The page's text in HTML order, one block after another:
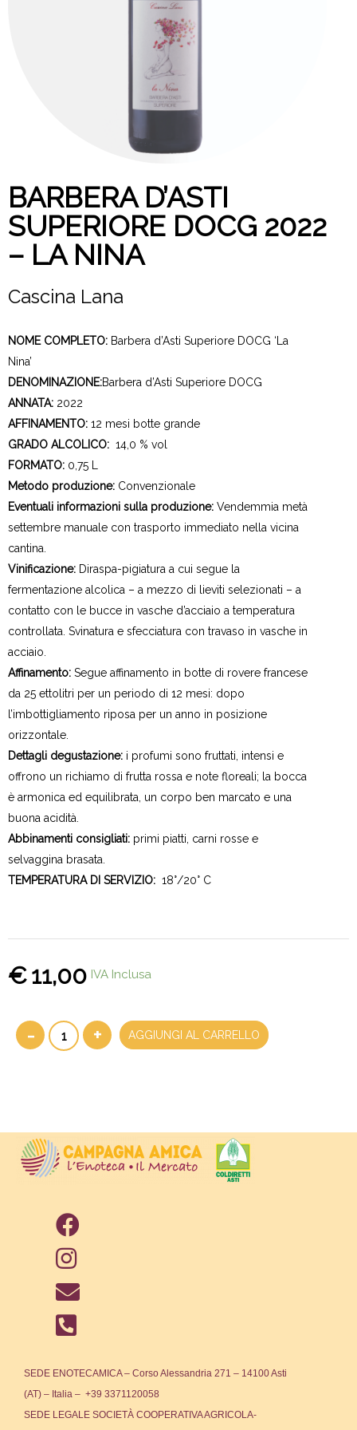
BARBERA D’ASTI
SUPERIORE DOCG 2022
– LA NINA
Cascina Lana
NOME COMPLETO: Barbera d’Asti Superiore DOCG ‘La
Nina’
DENOMINAZIONE:Barbera d’Asti Superiore DOCG
ANNATA: 2022
AFFINAMENTO: 12 mesi botte grande
GRADO ALCOLICO: 14,0 % vol
FORMATO: 0,75 L
Metodo produzione: Convenzionale
Eventuali informazioni sulla produzione: Vendemmia metà
settembre manuale con trasporto immediato nella vicina
cantina.
Vinificazione: Diraspa-pigiatura a cui segue la
fermentazione alcolica – a mezzo di lieviti selezionati – a
contatto con le bucce in vasche d’acciaio a temperatura
controllata. Svinatura e sfecciatura con travaso in vasche in
acciaio.
Affinamento: Segue affinamento in botte di rovere francese
da 25 ettolitri per un periodo di 12 mesi: dopo
l’imbottigliamento riposa per un anno in posizione
orizzontale.
Dettagli degustazione: i profumi sono fruttati, intensi e
offrono un richiamo di frutta rossa e note floreali; la bocca
è armonica ed equilibrata, un corpo ben marcato e una
buona acidità.
Abbinamenti consigliati: primi piatti, carni rosse e
selvaggina brasata.
TEMPERATURA DI SERVIZIO: 18°/20° C
11,00
€ IVA Inclusa
- + AGGIUNGI AL CARRELLO
SEDE ENOTECAMICA – Corso Alessandria 271 – 14100 Asti
(AT) – Italia – +39 3371120058
SEDE LEGALE SOCIETÀ COOPERATIVA AGRICOLA-